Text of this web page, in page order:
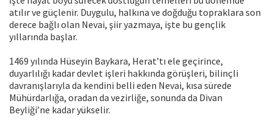
atılır ve güçlenir. Duygulu, halkına ve doğduğu topraklara son
derece bağlı olan Nevai, şiir yazmaya, işte bu gençlik
yıllarında başlar.
1469 yılında Hüseyin Baykara, Herat’tı ele geçirince,
duyarlılığı kadar devlet işleri hakkında görüşleri, bilinçli
davranışlarıyla da kendini belli eden Nevai, kısa sürede
Mühürdarlığa, oradan da vezirliğe, sonunda da Divan
Beyliği’ne kadar yükselir.